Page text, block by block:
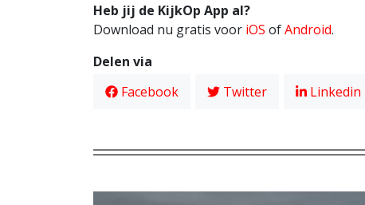
Heb jij de KijkOp App al?
Download nu gratis voor iOS ofAndroid.
Delen via
Facebook
Twitter Linkedin